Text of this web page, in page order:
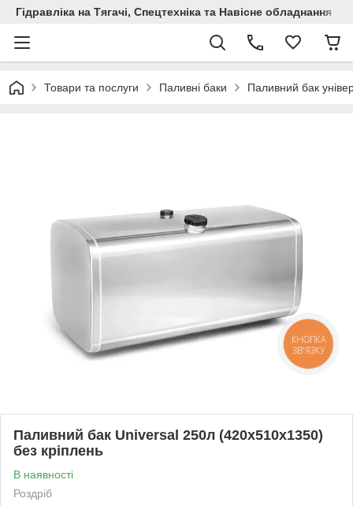
Гідравліка на Тягачі, Спецтехніка та Навісне обладнання
Товари та послуги Паливні баки Паливний бак
Паливний бак Universal 250л (420х510х1350)
без кріплень
В наявності
Роздріб
КНОПКА
ЗВ'ЯЗКУ